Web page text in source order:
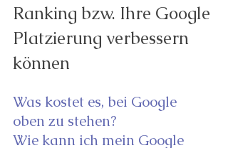
Ranking bzw. Ihre Google
Platzierung verbessern
können
Was kostet es, bei Google
oben zu stehen?
Wie kann ich mein Google